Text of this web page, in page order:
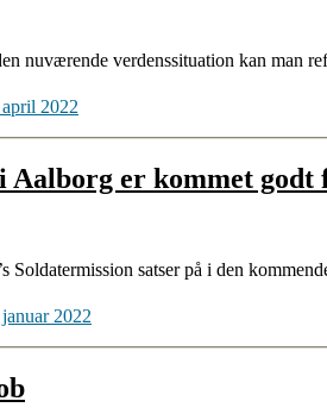
nuværende verdenssituation kan man
2022
Aalborg er kommet godt
Soldatermission satser på i den
2022